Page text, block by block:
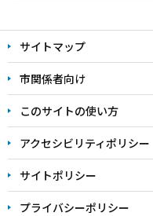
文
こ
こ
ま
で
サイトマップ
市関係者向け
このサイトの使い方
アクセシビリティポリシー
サイトポリシー
プライバシーポリシー